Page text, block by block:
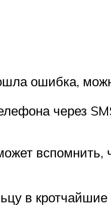
ошибка,
через
вспомнить,
в кротчайшие